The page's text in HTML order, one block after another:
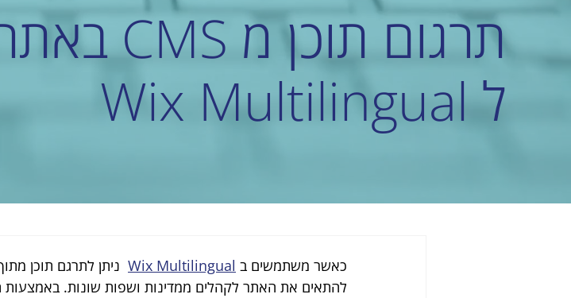
ל Wix Multilingual
כאשר משתמשים ב Wix Multilingual ניתן לתרגם תוכן
להתאים את האתר לקהלים ממדינות ושפות שונות. באמצעות